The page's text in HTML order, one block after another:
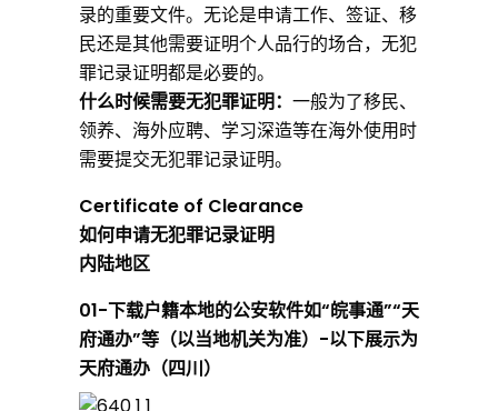
罪
记
录
证
明
录的重要文件。无论是申请工作、签证、移
民还是其他需要证明个人品行的场合，无犯
罪记录证明都是必要的。
什么时候需要无犯罪证明： 一般为了移民、
领养、海外应聘、学习深造等在海外使用时
需要提交无犯罪记录证明。
Certificate of Clearance
如何申请无犯罪记录证明
内陆地区
01-下载户籍本地的公安软件如“皖事通”“天
府通办”等（以当地机关为准）-以下展示为
天府通办（四川）